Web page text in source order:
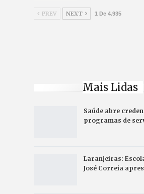
PREV NEXT 1 De 4.935
Mais Lidas
Saúde abre
programas de
Laranjeiras:
José Correia